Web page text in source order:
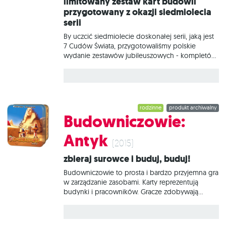
przygotowany z okazji siedmiolecia
serii
By uczcić siedmiolecie doskonałej serii, jaką jest
7 Cudów Świata, przygotowaliśmy polskie
wydanie zestawów jubileuszowych - kompletów
Kryjówka przemytników, Baza bandytów, Kantor,
Areszt, Nielegalny przybytek, Pracownia fałszerza,
Twierdza bandytów, Giełda, Więzienie,
produkt archiwalny
rodzinne
Budowniczowie:
Antyk (2015)
Zbieraj surowce i buduj, buduj!
Budowniczowie to prosta i bardzo przyjemna gra
w zarządzanie zasobami. Karty reprezentują
budynki i pracowników. Gracze zdobywają